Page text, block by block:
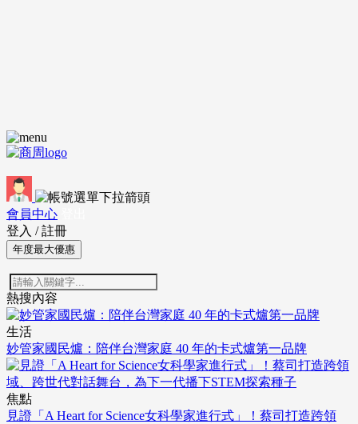
會員中心
登入 / 註冊
年度最大優惠
熱搜內容
生活
妙管家國民爐：陪伴台灣家庭 40 年的卡式爐第一品牌
焦點
見證「A Heart for Science女科學家進行式」！蔡司打造跨領